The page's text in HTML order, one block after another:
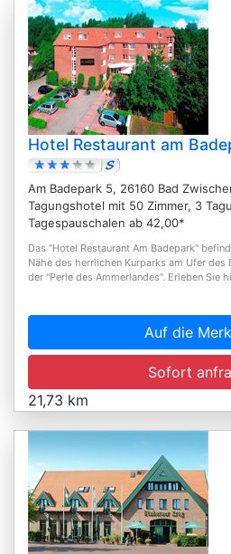
Hotel Restaurant am
Am Badepark 5, 26160 Bad
Tagungshotel mit 50 Zimmer, 3
Tagespauschalen ab 42,00*
Das "Hotel Restaurant Am Badepark"
Nähe des herrlichen Kurparks am Ufer des
der "Perle des Ammerlandes". Erleben Sie
Auf die
Sofort
21,73 km